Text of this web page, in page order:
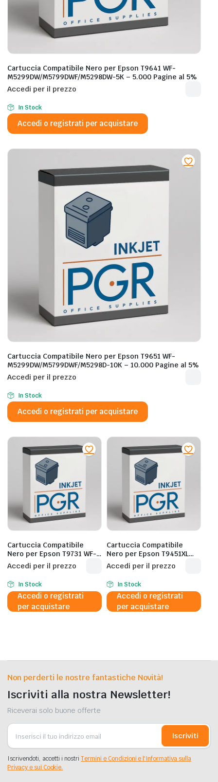
Cartuccia Compatibile Nero per Epson T9641 WF-
M5299DW/M5799DWF/M5298DW-5K – 5.000 Pagine al 5%
Accedi per il prezzo
In Stock
Accedi o registrati per acquistare
Cartuccia Compatibile Nero per Epson T9651 WF-
M5299DW/M5799DWF/M5298D-10K – 10.000 Pagine al 5%
Accedi per il prezzo
In Stock
Accedi o registrati per acquistare
Cartuccia Compatibile
Nero per Epson T9731 WF-
C860/C869-22/C13T973100
– 22.500 Pagine al 5%
Accedi per il prezzo
In Stock
Accedi o registrati
per acquistare
Cartuccia Compatibile
Nero per Epson T9451XL
C5210/C5215/C5290 –
10.000 Pagine al 5%
Accedi per il prezzo
In Stock
Accedi o registrati
per acquistare
Non perderti le nostre fantastiche Novità!
Iscriviti alla nostra Newsletter!
Riceverai solo buone offerte
Iscriviti
Iscrivendoti, accetti i nostriTermini e Condizioni e l'Informativa sulla
Privacy e sui Cookie.